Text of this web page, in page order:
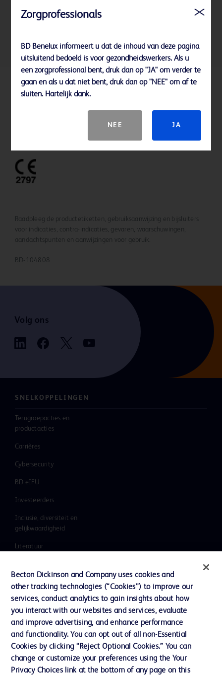
Referenties
beschikbaar zijn in uw regio. Neem contact op met uw lokale BD
Raadpleeg de productetiketten, gebruiksaanwijzing en bijsluiters
voor indicaties, contra-indicaties, gevaren, waarschuwingen,
aandachtspunten en aanwijzingen voor gebruik.
BD-104808
Volg ons
SNELKOPPELINGEN
Terugroepacties en
productacties
Carrières
Cybersecurity
BD eIFU
Investeerders
Inclusie, diversiteit en
gelijkwaardigheid
Literatuur
Ons bedrijf
Ethics & Compliance
Ondersteuning
Contact met ons opnemen
Zorgprofessionals
BD Benelux informeert u dat de inhoud van deze pagina
uitsluitend bedoeld is voor gezondheidswerkers. Als u
een zorgprofessional bent, druk dan op "JA" om verder te
gaan en als u dat niet bent, druk dan op "NEE" om af te
sluiten. Hartelijk dank.
NEE JA
Becton Dickinson and Company uses cookies and
other tracking technologies (“Cookies”) to improve our
services, conduct analytics to gain insights about how
you interact with our websites and services, evaluate
and improve advertising, and enhance performance
and functionality. You can opt out of all non-Essential
Cookies by clicking “Reject Optional Cookies.” You can
change or customize your preferences using the Your
Privacy Choices link at the bottom of any page on this